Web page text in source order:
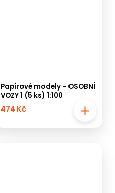
Papírové modely - OSOBNÍ
VOZY 1 (5 ks) 1:100
474 Kč